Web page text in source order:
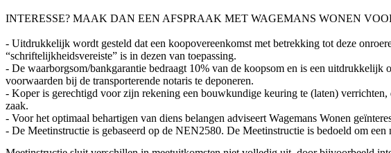
INTERESSE? MAAK DAN EEN AFSPRAAK MET WAGEMANS WONEN
- Uitdrukkelijk wordt gesteld dat een koopovereenkomst met betrekking tot deze
“schriftelijkheidsvereiste” is in dezen van toepassing.
- De waarborgsom/bankgarantie bedraagt 10% van de koopsom en is een
voorwaarden bij de transporterende notaris te deponeren.
- Koper is gerechtigd voor zijn rekening een bouwkundige keuring te (laten)
zaak.
- Voor het optimaal behartigen van diens belangen adviseert Wagemans Wonen
- De Meetinstructie is gebaseerd op de NEN2580. De Meetinstructie is bedoeld om